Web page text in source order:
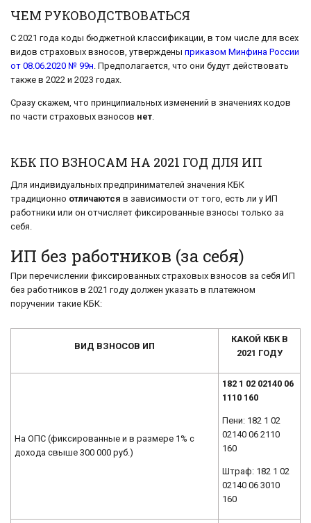
ЧЕМ РУКОВОДСТВОВАТЬСЯ
С 2021 года коды бюджетной классификации, в том числе для всех
видов страховых взносов, утверждены приказом Минфина России
от 08.06.2020 № 99н. Предполагается, что они будут действовать
также в 2022 и 2023 годах.
Сразу скажем, что принципиальных изменений в значениях кодов
по части страховых взносов нет.
КБК ПО ВЗНОСАМ НА 2021 ГОД ДЛЯ ИП
Для индивидуальных предпринимателей значения КБК
традиционно отличаются в зависимости от того, есть ли у ИП
работники или он отчисляет фиксированные взносы только за
себя.
ИП без работников (за себя)
При перечислении фиксированных страховых взносов за себя ИП
без работников в 2021 году должен указать в платежном
поручении такие КБК:
ВИД ВЗНОСОВ ИП
КАКОЙ КБК В
2021 ГОДУ
На ОПС (фиксированные и в размере 1% с
дохода свыше 300 000 руб.)
182 1 02 02140 06
1110 160
Пени: 182 1 02
02140 06 2110
160
Штраф: 182 1 02
02140 06 3010
160